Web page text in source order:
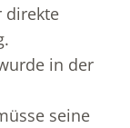
direkte
in der
seine